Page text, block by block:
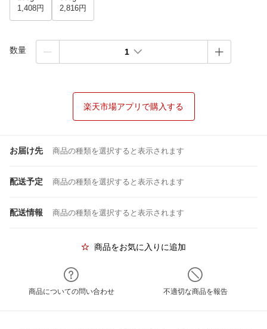
1,408円
2,816円
数量 1
楽天市場アプリで購入する
お届け先 商品の種類を選択すると表示されます
配送予定 商品の種類を選択すると表示されます
配送情報 商品の種類を選択すると表示されます
商品をお気に入りに追加
商品についての問い合わせ 不適切な商品を報告